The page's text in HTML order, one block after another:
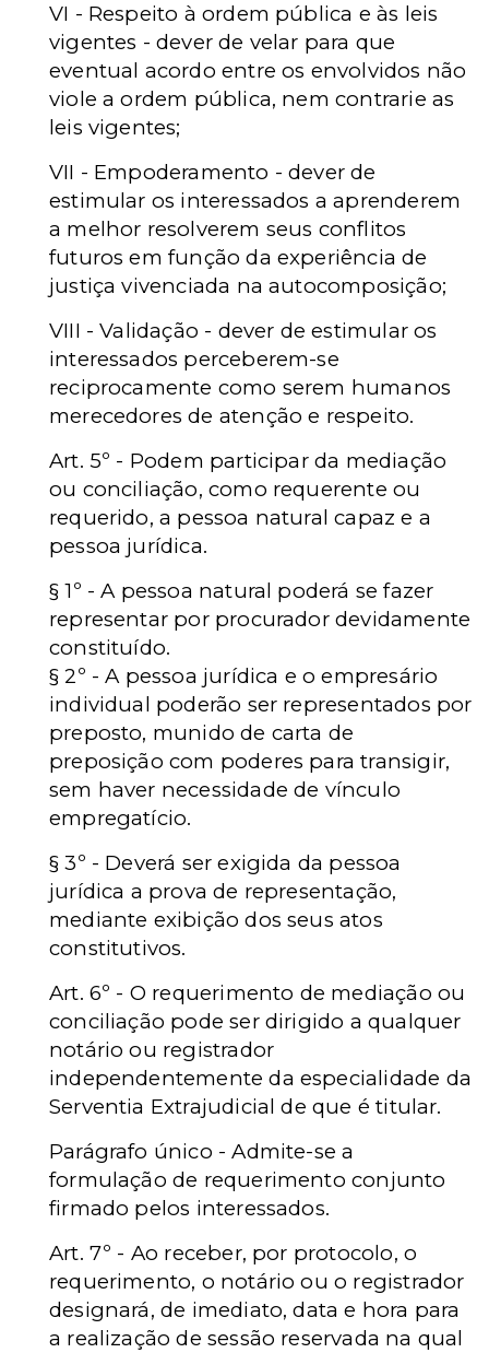
VI - Respeito à ordem pública e às leis
vigentes - dever de velar para que
eventual acordo entre os envolvidos não
viole a ordem pública, nem contrarie as
leis vigentes;
VII - Empoderamento - dever de
estimular os interessados a aprenderem
a melhor resolverem seus conflitos
futuros em função da experiência de
justiça vivenciada na autocomposição;
VIII - Validação - dever de estimular os
interessados perceberem-se
reciprocamente como serem humanos
merecedores de atenção e respeito.
Art. 5º - Podem participar da mediação
ou conciliação, como requerente ou
requerido, a pessoa natural capaz e a
pessoa jurídica.
§ 1º - A pessoa natural poderá se fazer
representar por procurador devidamente
constituído.
§ 2º - A pessoa jurídica e o empresário
individual poderão ser representados por
preposto, munido de carta de
preposição com poderes para transigir,
sem haver necessidade de vínculo
empregatício.
§ 3º - Deverá ser exigida da pessoa
jurídica a prova de representação,
mediante exibição dos seus atos
constitutivos.
Art. 6º - O requerimento de mediação ou
conciliação pode ser dirigido a qualquer
notário ou registrador
independentemente da especialidade da
Serventia Extrajudicial de que é titular.
Parágrafo único - Admite-se a
formulação de requerimento conjunto
firmado pelos interessados.
Art. 7º - Ao receber, por protocolo, o
requerimento, o notário ou o registrador
designará, de imediato, data e hora para
a realização de sessão reservada na qual